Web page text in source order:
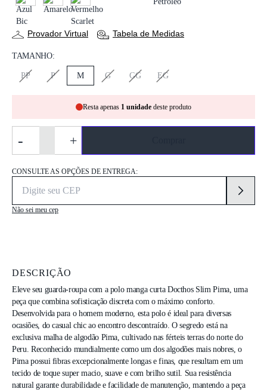
AZUL BICAMARELOVERMELHO SCARLET
Provador Virtual Tabela de Medidas
TAMANHO:
PP P M G GG EG
Resta apenas 1 unidade deste produto
- +
CONSULTE AS OPÇÕES DE ENTREGA:
Não sei meu cep
DESCRIÇÃO
Eleve seu guarda-roupa com a polo manga curta Docthos Slim Pima, uma
peça que combina sofisticação discreta com o máximo conforto.
Desenvolvida para o homem moderno, esta polo é ideal para diversas
ocasiões, do casual chic ao encontro descontraído. O segredo está na
exclusiva malha de algodão Pima, cultivado nas férteis terras do norte do
Peru. Reconhecido mundialmente como um dos algodões mais nobres, o
Pima possui fibras excepcionalmente longas e finas, que resultam em um
tecido de toque super macio, suave e com brilho sutil. Sua resistência
natural garante durabilidade e facilidade de manutenção, mantendo a peça